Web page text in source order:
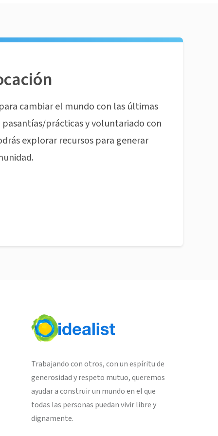
cambiar el mundo con las últimas
prácticas y voluntariado con
explorar recursos para generar
Trabajando con otros, con un espíritu de
generosidad y respeto mutuo, queremos
ayudar a construir un mundo en el que
todas las personas puedan vivir libre y
dignamente.